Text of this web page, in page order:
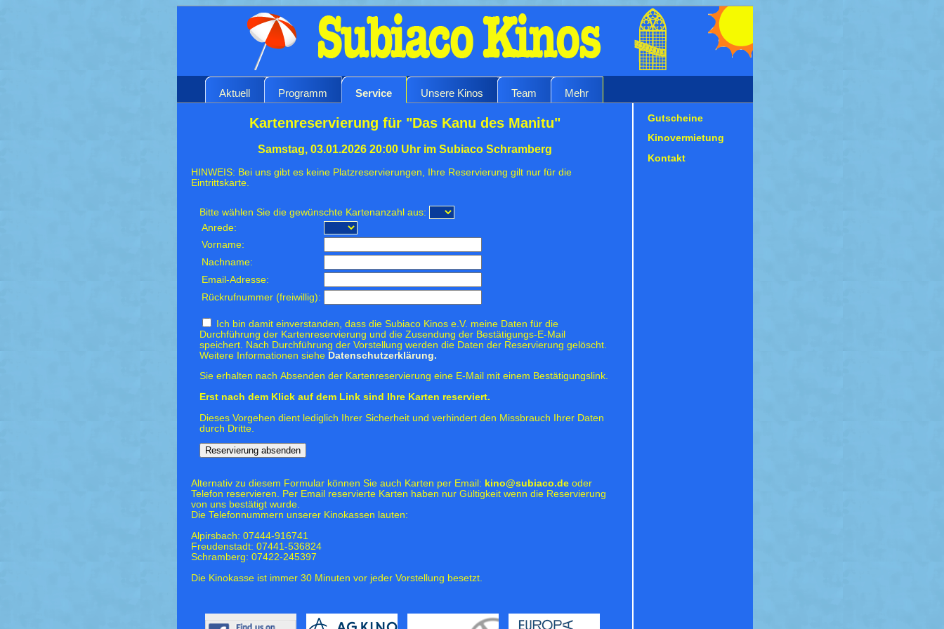
Aktuell Programm Service Unsere Kinos Team Mehr
Kartenreservierung für "Das Kanu des Manitu"
Samstag, 03.01.2026 20:00 Uhr im Subiaco Schramberg
HINWEIS: Bei uns gibt es keine Platzreservierungen, Ihre Reservierung gilt nur für die
Eintrittskarte.
Bitte wählen Sie die gewünschte Kartenanzahl aus:
Anrede:
Vorname:
Nachname:
Email-Adresse:
Rückrufnummer (freiwillig):
Ich bin damit einverstanden, dass die Subiaco Kinos e.V. meine Daten für die
Durchführung der Kartenreservierung und die Zusendung der Bestätigungs-E-Mail
speichert. Nach Durchführung der Vorstellung werden die Daten der Reservierung gelöscht.
Weitere Informationen siehe Datenschutzerklärung.
Sie erhalten nach Absenden der Kartenreservierung eine E-Mail mit einem Bestätigungslink.
Erst nach dem Klick auf dem Link sind Ihre Karten reserviert.
Dieses Vorgehen dient lediglich Ihrer Sicherheit und verhindert den Missbrauch Ihrer Daten
durch Dritte.
Alternativ zu diesem Formular können Sie auch Karten per Email: kino@subiaco.de oder
Telefon reservieren. Per Email reservierte Karten haben nur Gültigkeit wenn die Reservierung
von uns bestätigt wurde.
Die Telefonnummern unserer Kinokassen lauten:
Alpirsbach: 07444-916741
Freudenstadt: 07441-536824
Schramberg: 07422-245397
Die Kinokasse ist immer 30 Minuten vor jeder Vorstellung besetzt.
Gutscheine
Kinovermietung
Kontakt